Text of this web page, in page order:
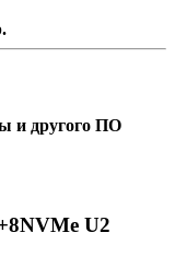
и другого ПО
U2